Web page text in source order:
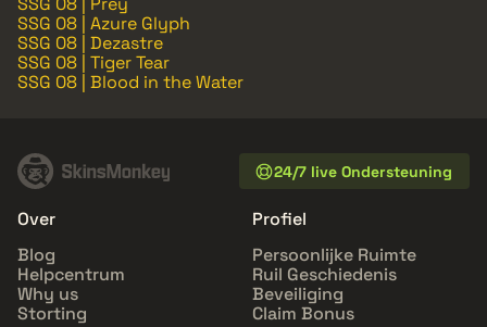
SSG 08 | Azure Glyph
SSG 08 | Dezastre
SSG 08 | Tiger Tear
SSG 08 | Blood in the Water
24/7 live Ondersteuning
Over
Blog
Helpcentrum
Why us
Storting
Profiel
Persoonlijke Ruimte
Ruil Geschiedenis
Beveiliging
Claim Bonus